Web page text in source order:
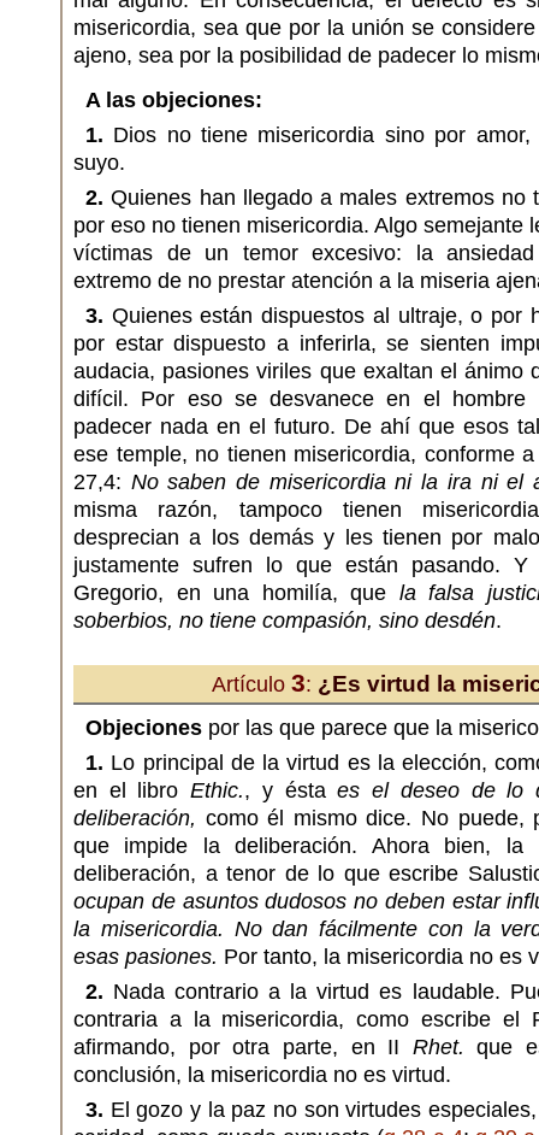
misericordia, sea que por la unión se
ajeno, sea por la posibilidad de padecer lo
A las objeciones:
1. Dios no tiene misericordia sino por
suyo.
2. Quienes han llegado a males extremos no
por eso no tienen misericordia. Algo semejante
víctimas de un temor excesivo: la
extremo de no prestar atención a la miseria
3. Quienes están dispuestos al ultraje, o por
por estar dispuesto a inferirla, se sienten
audacia, pasiones viriles que exaltan el ánimo
difícil. Por eso se desvanece en el
padecer nada en el futuro. De ahí que esos
ese temple, no tienen misericordia, conforme
27,4: No saben de misericordia ni la ira ni el
misma razón, tampoco tienen
desprecian a los demás y les tienen por
justamente sufren lo que están pasando.
Gregorio, en una homilía, que la falsa
soberbios, no tiene compasión, sino desdén.
Artículo 3: ¿Es virtud la
Objeciones por las que parece que la
1. Lo principal de la virtud es la elección,
en el libroEthic., y éstaes el deseo de lo
deliberación, como él mismo dice. No puede,
que impide la deliberación. Ahora bien, la
deliberación, a tenor de lo que escribe
ocupan de asuntos dudosos no deben estar
la misericordia. No dan fácilmente con la
esas pasiones. Por tanto, la misericordia no es
2. Nada contrario a la virtud es laudable.
contraria a la misericordia, como escribe
afirmando, por otra parte, en II Rhet. que
conclusión, la misericordia no es virtud.
3. El gozo y la paz no son virtudes